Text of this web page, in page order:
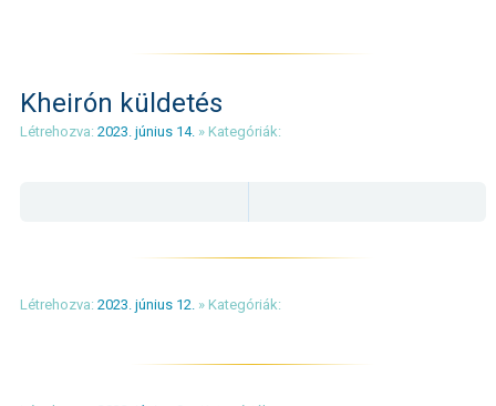
Kheirón küldetés
Létrehozva: 2023. június 14. » Kategóriák:
Létrehozva: 2023. június 12. » Kategóriák: